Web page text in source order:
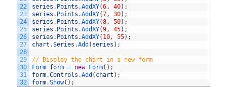
22
23
24
25
26
27
28
29
30
31
32
series . Points .AddXY(6, 40) ;
series . Points .AddXY(7, 30) ;
series . Points .AddXY(8, 50) ;
series . Points .AddXY(9, 45) ;
series . Points .AddXY( 10, 55) ;
chart .Series .Add ( series ) ;
// Display the chart in a new form
Form form = new Form( ) ;
form.Controls .Add ( chart ) ;
form.Show( ) ;